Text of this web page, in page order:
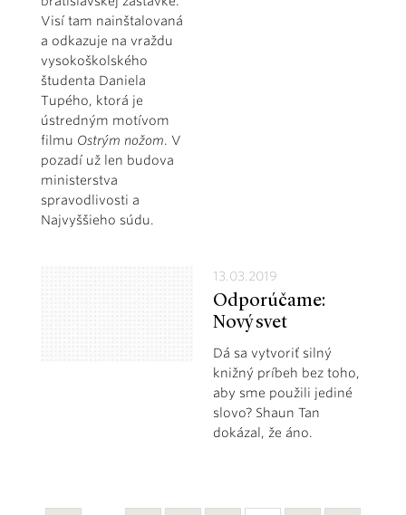
Visí tam nainštalovaná
a odkazuje na vraždu
vysokoškolského
študenta Daniela
Tupého, ktorá je
ústredným motívom
filmu Ostrým nožom. V
pozadí už len budova
ministerstva
spravodlivosti a
Najvyššieho súdu.
13.03.2019
Odporúčame:
Nový svet
Dá sa vytvoriť silný
knižný príbeh bez toho,
aby sme použili jediné
slovo? Shaun Tan
dokázal, že áno.